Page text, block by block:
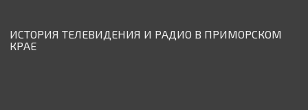
ИСТОРИЯ ТЕЛЕВИДЕНИЯ И РАДИО В ПРИМОРСКОМ
КРАЕ